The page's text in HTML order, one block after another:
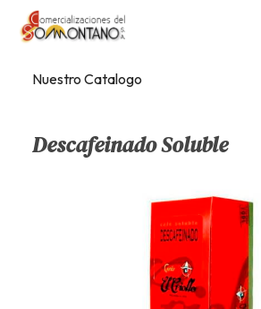
Nuestro Catalogo
Descafeinado Soluble